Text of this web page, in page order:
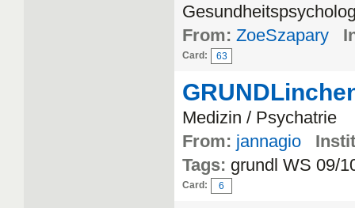
From: ZoeSzapary
Card: 63
Medizin / Psychatrie
From: jannagio
Tags: grundl WS 09/
Card: 6